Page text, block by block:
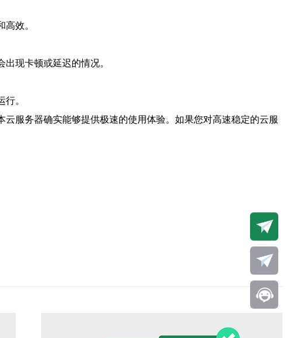
效。
现卡顿或延迟的情况。
。
服务器确实能够提供极速的使用体验。如果您对高速稳定的云服